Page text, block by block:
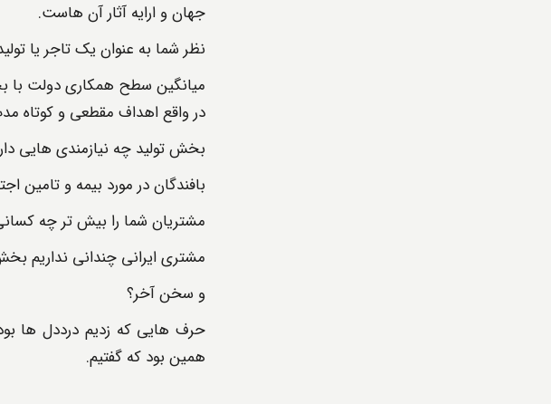
جهان و ارایه آثار آن هاست.
نظر شما به عنوان یک تاجر یا
میانگین سطح همکاری دولت با
در واقع اهداف مقطعی و کوتاه
بخش تولید چه نیازمندی هایی
بافندگان در مورد بیمه و تامین
مشتریان شما را بیش تر چه
مشتری ایرانی چندانی نداریم
و سخن آخر؟
حرف هایی که زدیم درددل ها
همین بود که گفتیم.